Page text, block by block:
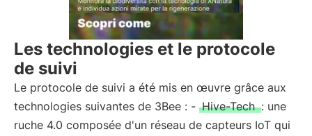
Les technologies et le protocole
de suivi
Le protocole de suivi a été mis en œuvre grâce aux
technologies suivantes de 3Bee : - Hive-Tech : une
ruche 4.0 composée d'un réseau de capteurs IoT qui